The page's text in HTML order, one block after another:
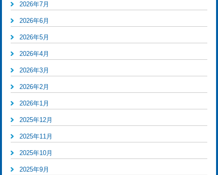
2026年7月
2026年6月
2026年5月
2026年4月
2026年3月
2026年2月
2026年1月
2025年12月
2025年11月
2025年10月
2025年9月